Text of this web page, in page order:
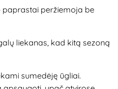
paprastai peržiemoja be
liekanas, kad kitą sezoną
sumedėję ūgliai.